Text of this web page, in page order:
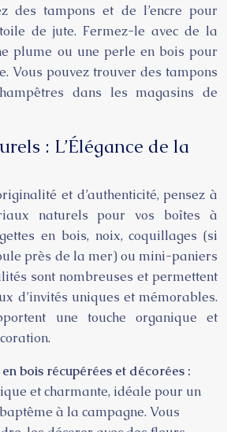
des tampons et de l’encre pour
de jute. Fermez-le avec de la
plume ou une perle en bois pour
Vous pouvez trouver des tampons
dans les magasins de
: L’Élégance de la
et d’authenticité, pensez à
naturels pour vos boîtes à
en bois, noix, coquillages (si
près de la mer) ou mini-paniers
sont nombreuses et permettent
d’invités uniques et mémorables.
une touche organique et
bois récupérées et décorées :
et charmante, idéale pour un
à la campagne. Vous